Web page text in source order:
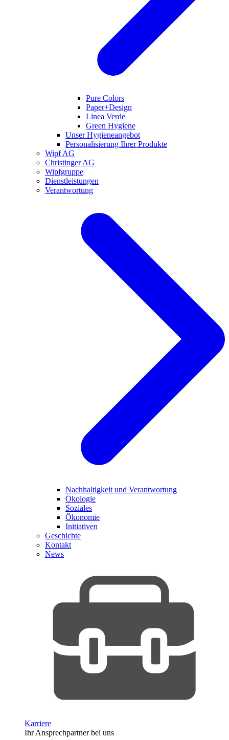
Pure Colors
Paper+Design
Linea Verde
Green Hygiene
Unser Hygieneangebot
Personalisierung Ihrer Produkte
Wipf AG
Christinger AG
Wipfgruppe
Dienstleistungen
Verantwortung
Nachhaltigkeit und Verantwortung
Ökologie
Soziales
Ökonomie
Initiativen
Geschichte
Kontakt
News
Karriere
Ihr Ansprechpartner bei uns